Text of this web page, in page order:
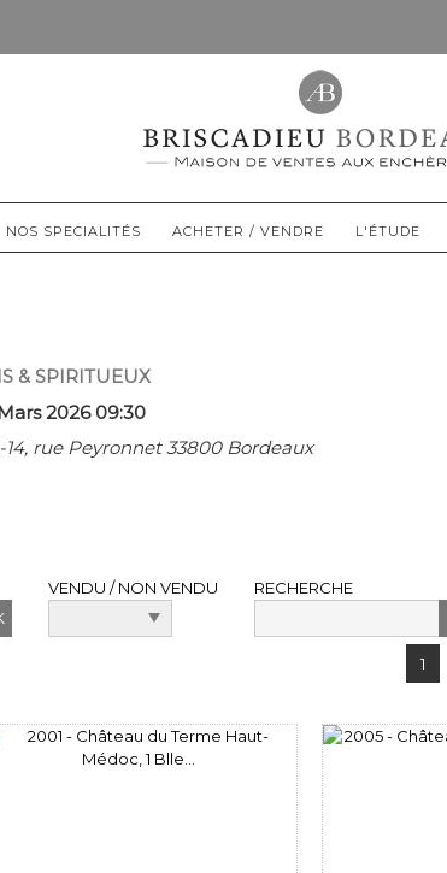
NOS SPECIALITÉS ACHETER / VENDRE L'ÉTUDE
& SPIRITUEUX
2026 09:30
14, rue Peyronnet 33800 Bordeaux
VENDU / NON VENDU RECHERCHE
1